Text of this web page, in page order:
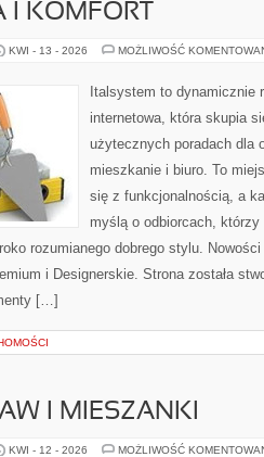
I KOMFORT
KWI - 13 - 2026 MOŻLIWOŚĆ
Italsystem to dynamicznie
internetowa, która skupia
użytecznych poradach dla
mieszkanie i biuro. To
się z funkcjonalnością, a
myślą o odbiorcach, którzy
rozumianego dobrego stylu.
i Designerskie. Strona została
[…]
I MIESZANKI
KWI - 12 - 2026 MOŻLIWOŚĆ